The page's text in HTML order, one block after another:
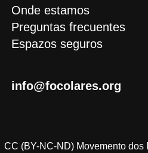
Onde estamos
Preguntas frecuentes
Espazos seguros
info@focolares.org
CC (BY-NC-ND) Movemento dos